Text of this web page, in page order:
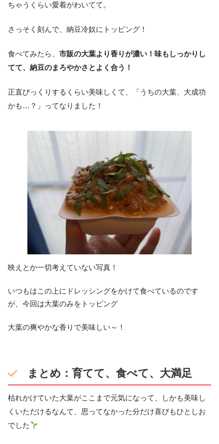
ちゃうくらい愛着がわいてて。
さっそく刻んで、納豆冷奴にトッピング！
食べてみたら、 市販の大葉より香りが濃い！味もしっかりし
てて、納豆のまろやかさとよく合う！
正直びっくりするくらい美味しくて、「うちの大葉、大成功
かも…？」ってなりました！
映えとか一切考えていない写真！
いつもはこの上にドレッシングをかけて食べているのです
が、今回は大葉のみをトッピング
大葉の爽やかな香りで美味しい～！
まとめ：育てて、食べて、大満足
枯れかけていた大葉がここまで元気になって、しかも美味し
くいただけるなんて、思ってなかった分だけ喜びもひとしお
でした